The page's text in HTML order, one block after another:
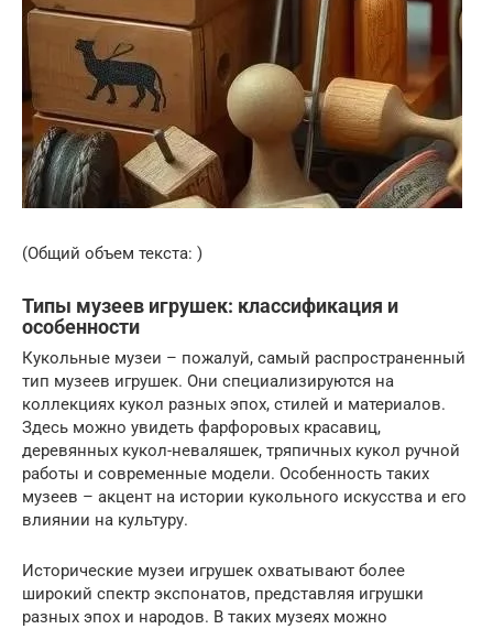
(Общий объем текста: )
Типы музеев игрушек: классификация и
особенности
Кукольные музеи – пожалуй, самый распространенный
тип музеев игрушек. Они специализируются на
коллекциях кукол разных эпох, стилей и материалов.
Здесь можно увидеть фарфоровых красавиц,
деревянных кукол-неваляшек, тряпичных кукол ручной
работы и современные модели. Особенность таких
музеев – акцент на истории кукольного искусства и его
влиянии на культуру.
Исторические музеи игрушек охватывают более
широкий спектр экспонатов, представляя игрушки
разных эпох и народов. В таких музеях можно